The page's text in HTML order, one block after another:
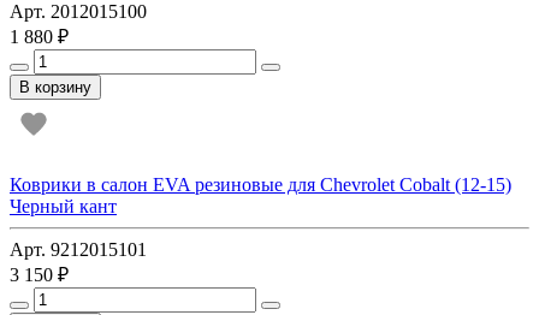
Арт. 2012015100
1 880 ₽
В корзину
Коврики в салон EVA резиновые для Chevrolet Cobalt (12-15)
Черный кант
Арт. 9212015101
3 150 ₽